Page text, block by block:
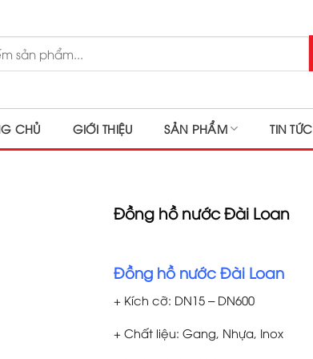
CHỦ GIỚI THIỆU SẢN PHẨM TIN TỨC
Đồng hồ nước Đài Loan
Đồng hồ nước Đài Loan
+ Kích cỡ: DN15 – DN600
+ Chất liệu: Gang, Nhựa, Inox